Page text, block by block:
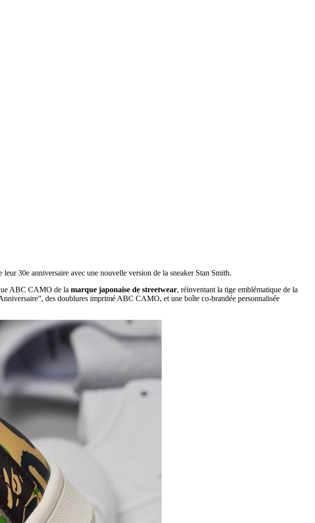
30e anniversaire avec une nouvelle version de la sneaker Stan Smith.
ABC CAMO de la marque japonaise de streetwear, réinventant la tige emblématique de la
des doublures imprimé ABC CAMO, et une boîte co-brandée personnalisée